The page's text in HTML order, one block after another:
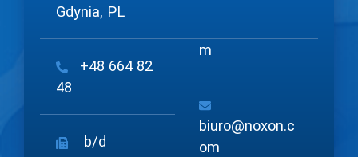
Gdynia, PL
+48 664 82
48
b/d
m
biuro@noxon.c
om